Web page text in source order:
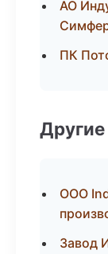
АО
ПК
ООО
Завод